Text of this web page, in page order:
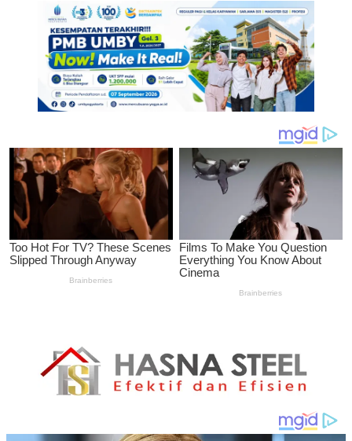
Tim
PkM
UMBY
Beri
Bimbingan
ANBK
Matematika
di
1
Pengasih